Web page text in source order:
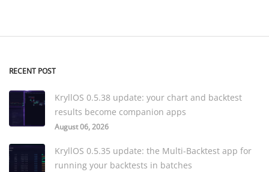
RECENT POST
KryllOS 0.5.38 update: your chart and backtest
results become companion apps
August 06, 2026
KryllOS 0.5.35 update: the Multi-Backtest app for
running your backtests in batches